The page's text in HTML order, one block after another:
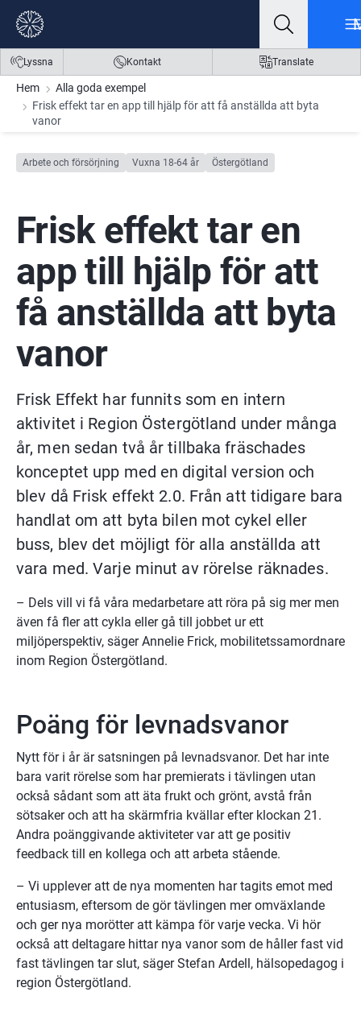
Gå till innehåll
Gå till meny
Gå till sidfot
Lyssna Kontakt Translate
Hem
Alla goda exempel
Frisk effekt tar en app till hjälp för att få anställda att byta
vanor
Arbete och försörjning Vuxna 18-64 år Östergötland
Frisk effekt tar en
app till hjälp för att
få anställda att byta
vanor
Frisk Effekt har funnits som en intern
aktivitet i Region Östergötland under många
år, men sedan två år tillbaka fräschades
konceptet upp med en digital version och
blev då Frisk effekt 2.0. Från att tidigare bara
handlat om att byta bilen mot cykel eller
buss, blev det möjligt för alla anställda att
vara med. Varje minut av rörelse räknades.
– Dels vill vi få våra medarbetare att röra på sig mer men
även få fler att cykla eller gå till jobbet ur ett
miljöperspektiv, säger Annelie Frick, mobilitetssamordnare
inom Region Östergötland.
Poäng för levnadsvanor
Nytt för i år är satsningen på levnadsvanor. Det har inte
bara varit rörelse som har premierats i tävlingen utan
också sådant som att äta frukt och grönt, avstå från
sötsaker och att ha skärmfria kvällar efter klockan 21.
Andra poänggivande aktiviteter var att ge positiv
feedback till en kollega och att arbeta stående.
– Vi upplever att de nya momenten har tagits emot med
entusiasm, eftersom de gör tävlingen mer omväxlande
och ger nya morötter att kämpa för varje vecka. Vi hör
också att deltagare hittar nya vanor som de håller fast vid
fast tävlingen tar slut, säger Stefan Ardell, hälsopedagog i
region Östergötland.